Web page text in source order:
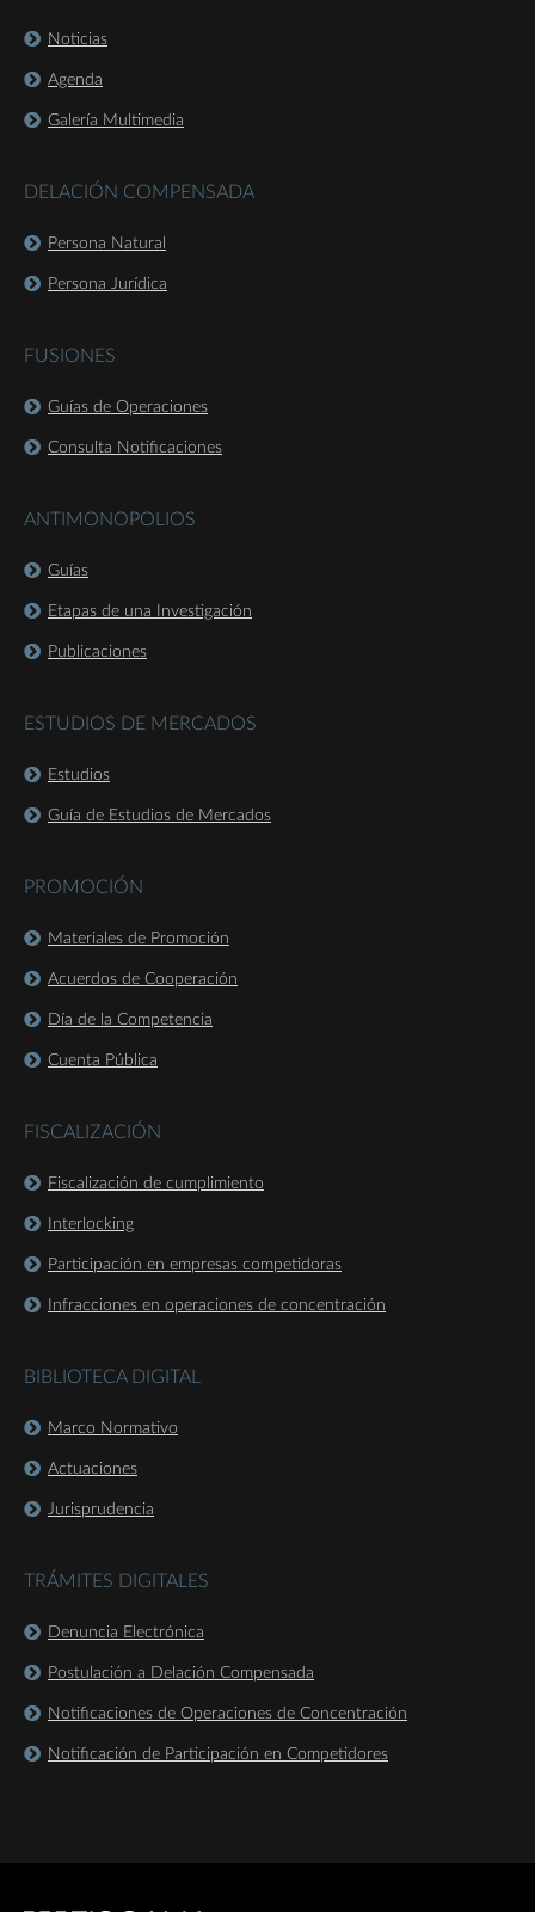
Noticias
Agenda
Galería Multimedia
DELACIÓN COMPENSADA
Persona Natural
Persona Jurídica
FUSIONES
Guías de Operaciones
Consulta Notificaciones
ANTIMONOPOLIOS
Guías
Etapas de una Investigación
Publicaciones
ESTUDIOS DE MERCADOS
Estudios
Guía de Estudios de Mercados
PROMOCIÓN
Materiales de Promoción
Acuerdos de Cooperación
Día de la Competencia
Cuenta Pública
FISCALIZACIÓN
Fiscalización de cumplimiento
Interlocking
Participación en empresas competidoras
Infracciones en operaciones de concentración
BIBLIOTECA DIGITAL
Marco Normativo
Actuaciones
Jurisprudencia
TRÁMITES DIGITALES
Denuncia Electrónica
Postulación a Delación Compensada
Notificaciones de Operaciones de Concentración
Notificación de Participación en Competidores